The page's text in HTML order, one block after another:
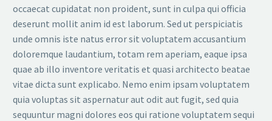
occaecat cupidatat non proident, sunt in culpa qui officia
deserunt mollit anim id est laborum. Sed ut perspiciatis
unde omnis iste natus error sit voluptatem accusantium
doloremque laudantium, totam rem aperiam, eaque ipsa
quae ab illo inventore veritatis et quasi architecto beatae
vitae dicta sunt explicabo. Nemo enim ipsam voluptatem
quia voluptas sit aspernatur aut odit aut fugit, sed quia
sequuntur magni dolores eos qui ratione voluptatem sequi